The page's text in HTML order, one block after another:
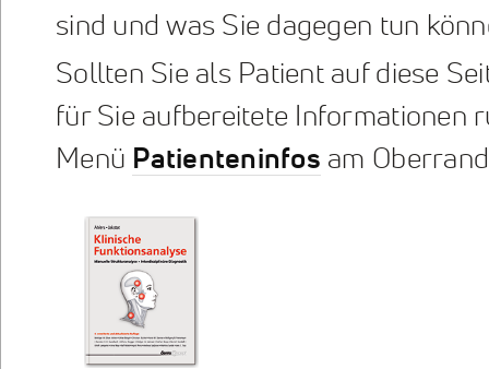
sind und was Sie dagegen tun
Sollten Sie als Patient auf diese
für Sie aufbereitete Informationen
Menü Patienteninfos am